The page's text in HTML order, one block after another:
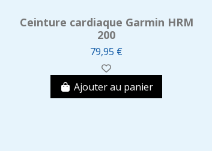
Ceinture cardiaque Garmin HRM
200
79,95 €
Ajouter au panier